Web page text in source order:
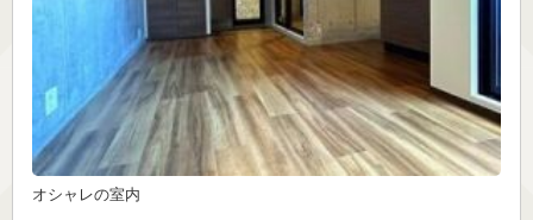
オシャレの室内